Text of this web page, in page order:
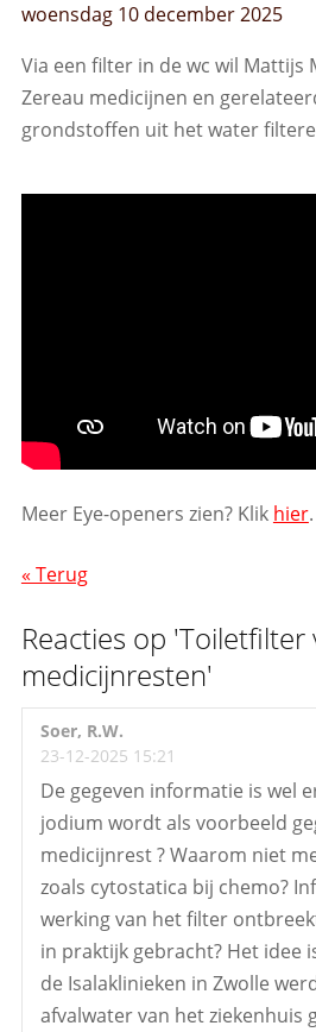
woensdag 10 december 2025
Via een filter in de wc wil Mattijs
Zereau medicijnen en
grondstoffen uit het water
Meer Eye-openers zien? Klik hier.
« Terug
Reacties op 'Toiletfilter
medicijnresten'
Soer, R.W.
23-12-2025 15:21
De gegeven informatie is wel
jodium wordt als voorbeeld
medicijnrest ? Waarom niet
zoals cytostatica bij chemo?
werking van het filter
in praktijk gebracht? Het idee
de Isalaklinieken in Zwolle
afvalwater van het ziekenhuis